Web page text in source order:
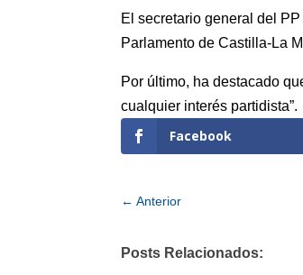
El secretario general del
Parlamento de Castilla-La
Por último, ha destacado
cualquier interés partidista”.
Facebook
←Anterior
Posts Relacionados: